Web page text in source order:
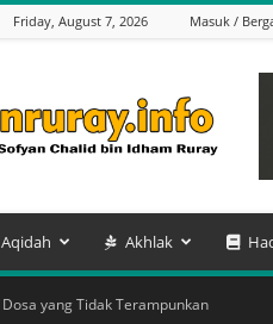
Friday, August 7, 2026 Masuk /
Sofyan
Chalid
bin
Ruray
Aqidah Akhlak
Dosa yang Tidak Terampunkan